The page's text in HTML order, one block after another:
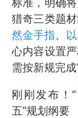
猎奇三类题
然金手指、
心内容设置
需按新规完
刚刚发布！
五”规划纲要